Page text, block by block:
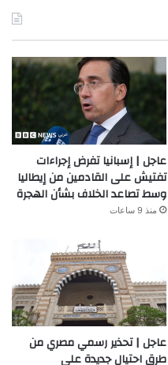
عاجل | إسبانيا تفرض إجراءات
تفتيش على القادمين من إيطاليا
وسط تصاعد الخلاف بشأن الهجرة
منذ 9 ساعات
عاجل | تحذير رسمي مصري من
طرق احتيال جديدة على